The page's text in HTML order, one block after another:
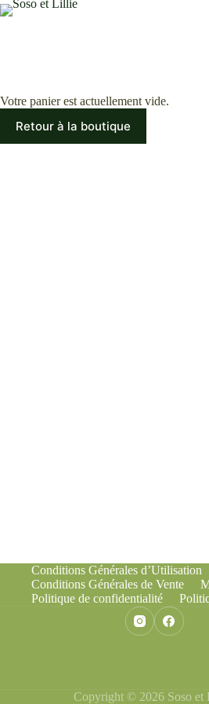
Passer
au
Votre panier est actuellement vide.
Retour à la boutique
Conditions Générales d’Utilisation
Conditions Générales de Vente
Politique de confidentialité
Copyright © 2026 Soso et